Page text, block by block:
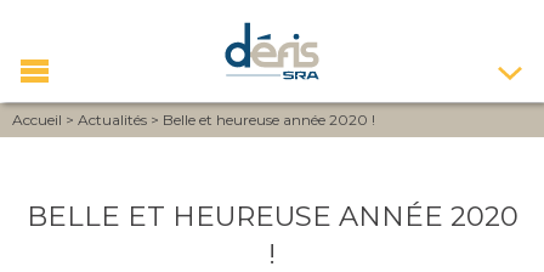
Accueil > Actualités > Belle et heureuse année 2020 !
BELLE ET HEUREUSE ANNÉE 2020
!